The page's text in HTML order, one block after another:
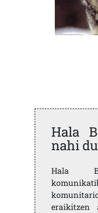
Hala
nahi
Hala
eraikitzen